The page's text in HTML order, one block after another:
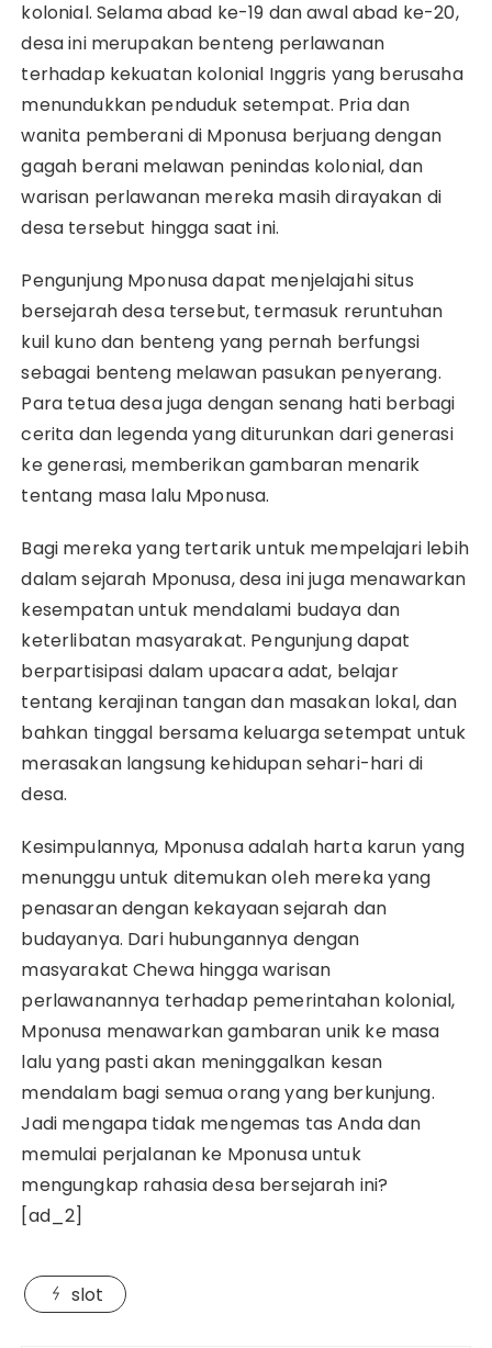
kolonial. Selama abad ke-19 dan awal abad ke-20,
desa ini merupakan benteng perlawanan
terhadap kekuatan kolonial Inggris yang berusaha
menundukkan penduduk setempat. Pria dan
wanita pemberani di Mponusa berjuang dengan
gagah berani melawan penindas kolonial, dan
warisan perlawanan mereka masih dirayakan di
desa tersebut hingga saat ini.
Pengunjung Mponusa dapat menjelajahi situs
bersejarah desa tersebut, termasuk reruntuhan
kuil kuno dan benteng yang pernah berfungsi
sebagai benteng melawan pasukan penyerang.
Para tetua desa juga dengan senang hati berbagi
cerita dan legenda yang diturunkan dari generasi
ke generasi, memberikan gambaran menarik
tentang masa lalu Mponusa.
Bagi mereka yang tertarik untuk mempelajari lebih
dalam sejarah Mponusa, desa ini juga menawarkan
kesempatan untuk mendalami budaya dan
keterlibatan masyarakat. Pengunjung dapat
berpartisipasi dalam upacara adat, belajar
tentang kerajinan tangan dan masakan lokal, dan
bahkan tinggal bersama keluarga setempat untuk
merasakan langsung kehidupan sehari-hari di
desa.
Kesimpulannya, Mponusa adalah harta karun yang
menunggu untuk ditemukan oleh mereka yang
penasaran dengan kekayaan sejarah dan
budayanya. Dari hubungannya dengan
masyarakat Chewa hingga warisan
perlawanannya terhadap pemerintahan kolonial,
Mponusa menawarkan gambaran unik ke masa
lalu yang pasti akan meninggalkan kesan
mendalam bagi semua orang yang berkunjung.
Jadi mengapa tidak mengemas tas Anda dan
memulai perjalanan ke Mponusa untuk
mengungkap rahasia desa bersejarah ini?
[ad_2]
slot